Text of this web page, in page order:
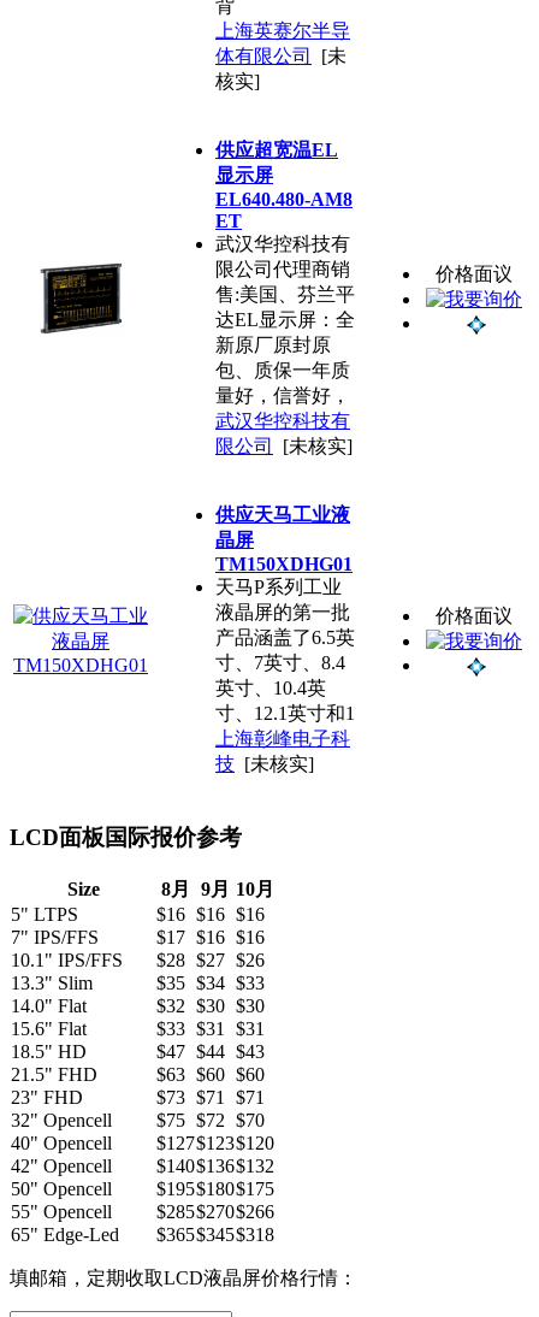
背
上海英赛尔半导
体有限公司
[未
核实]
供应超宽温EL
显示屏
EL640.480-AM8
ET
武汉华控科技有
限公司代理商销
售:美国、芬兰平
达EL显示屏：全
新原厂原封原
包、质保一年质
量好，信誉好，
武汉华控科技有
限公司
[未核实]
价格面议
供应天马工业液
晶屏
TM150XDHG01
天马P系列工业
液晶屏的第一批
产品涵盖了6.5英
寸、7英寸、8.4
英寸、10.4英
寸、12.1英寸和1
上海彰峰电子科
技 [未核实]
价格面议
LCD面板国际报价参考
Size 8月 9月 10月
5" LTPS
$16 $16 $16
7" IPS/FFS
$17 $16 $16
10.1" IPS/FFS
$28 $27 $26
13.3" Slim
$35 $34 $33
14.0" Flat
$32 $30 $30
15.6" Flat
$33 $31
$31
18.5" HD
$47 $44 $43
21.5" FHD
$63 $60 $60
23" FHD
$73 $71
$71
32" Opencell
$75 $72 $70
40" Opencell
$127$123$120
42" Opencell
$140$136$132
50" Opencell
$195$180$175
55" Opencell
$285$270$266
65" Edge-Led
$365$345$318
填邮箱，定期收取LCD液晶屏价格行情：